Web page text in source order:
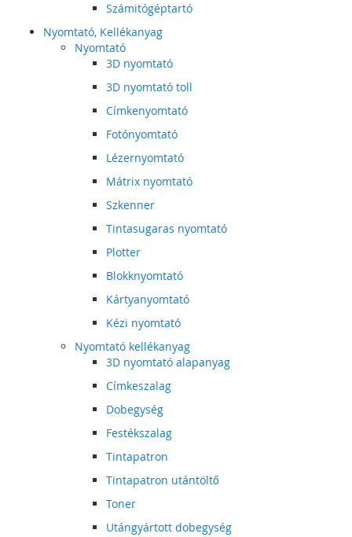
Számitógéptartó
Nyomtató, Kellékanyag
Nyomtató
3D nyomtató
3D nyomtató toll
Címkenyomtató
Fotónyomtató
Lézernyomtató
Mátrix nyomtató
Szkenner
Tintasugaras nyomtató
Plotter
Blokknyomtató
Kártyanyomtató
Kézi nyomtató
Nyomtató kellékanyag
3D nyomtató alapanyag
Címkeszalag
Dobegység
Festékszalag
Tintapatron
Tintapatron utántöltő
Toner
Utángyártott dobegység